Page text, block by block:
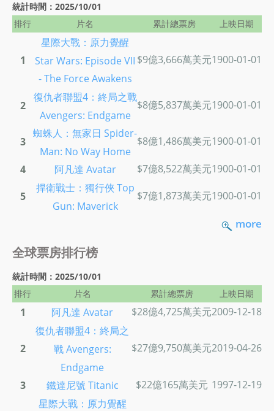
統計時間：2025/10/01
排行
片名 累計總票房 上映日期
1
星際大戰：原力覺醒
Star Wars: Episode VII
- The Force Awakens
$9億3,666萬美元1900-01-01
2
復仇者聯盟4：終局之戰
Avengers: Endgame
$8億5,837萬美元1900-01-01
3
蜘蛛人：無家日 Spider-
Man: No Way Home
$8億1,486萬美元1900-01-01
4 阿凡達 Avatar $7億8,522萬美元1900-01-01
5
捍衛戰士：獨行俠 Top
Gun: Maverick
$7億1,873萬美元1900-01-01
more
全球票房排行榜
統計時間：2025/10/01
排行
片名 累計總票房 上映日期
1 阿凡達 Avatar $28億4,725萬美元2009-12-18
2
復仇者聯盟4：終局之
戰 Avengers:
Endgame
$27億9,750萬美元2019-04-26
3 鐵達尼號 Titanic $22億165萬美元 1997-12-19
星際大戰：原力覺醒